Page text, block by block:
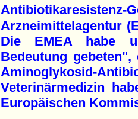
Antibiotikaresistenz-
Arzneimittelagentur
Die EMEA habe
Bedeutung
Aminoglykosid-
Veterinärmedizin
Europäischen